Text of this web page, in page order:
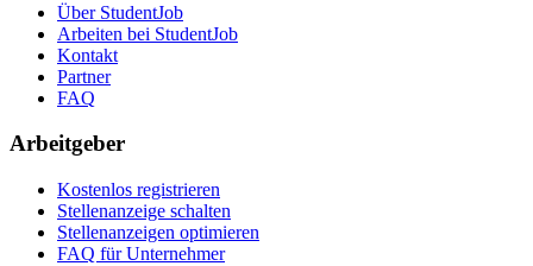
Über StudentJob
Arbeiten bei StudentJob
Kontakt
Partner
FAQ
Arbeitgeber
Kostenlos registrieren
Stellenanzeige schalten
Stellenanzeigen optimieren
FAQ für Unternehmer